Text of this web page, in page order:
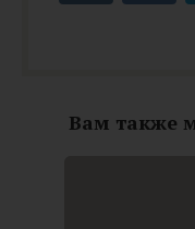
Вам также